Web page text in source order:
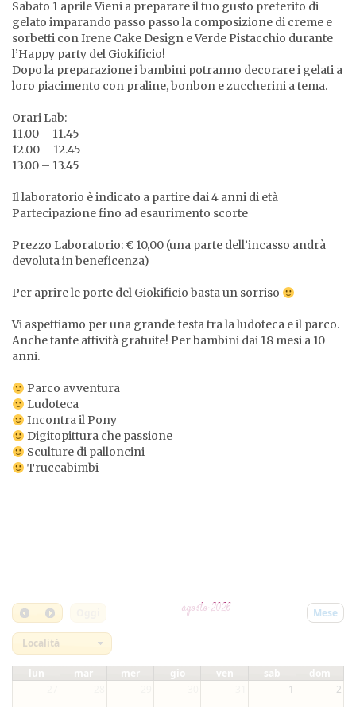
Sabato 1 aprile Vieni a preparare il tuo gusto preferito di
gelato imparando passo passo la composizione di creme e
sorbetti con Irene Cake Design e Verde Pistacchio durante
l’Happy party del Giokificio!
Dopo la preparazione i bambini potranno decorare i gelati a
loro piacimento con praline, bonbon e zuccherini a tema.
Orari Lab:
11.00 – 11.45
12.00 – 12.45
13.00 – 13.45
Il laboratorio è indicato a partire dai 4 anni di età
Partecipazione fino ad esaurimento scorte
Prezzo Laboratorio: € 10,00 (una parte dell’incasso andrà
devoluta in beneficenza)
Per aprire le porte del Giokificio basta un sorriso
Vi aspettiamo per una grande festa tra la ludoteca e il parco.
Anche tante attività gratuite! Per bambini dai 18 mesi a 10
anni.
Parco avventura
Ludoteca
Incontra il Pony
Digitopittura che passione
Sculture di palloncini
Truccabimbi
Mese
agosto 2026
Località
lun mar mer gio ven sab
dom
1 2